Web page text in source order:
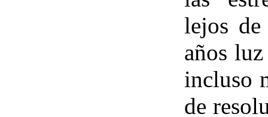
lejos
años
incluso
de